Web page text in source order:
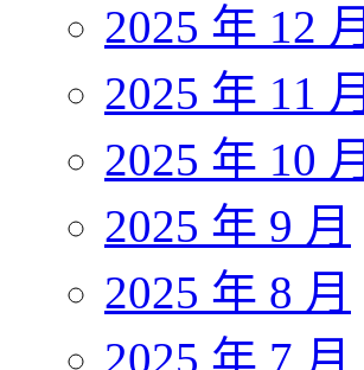
2025 年 12 月
2025 年 11 月
2025 年 10 月
2025 年 9 月
2025 年 8 月
2025 年 7 月